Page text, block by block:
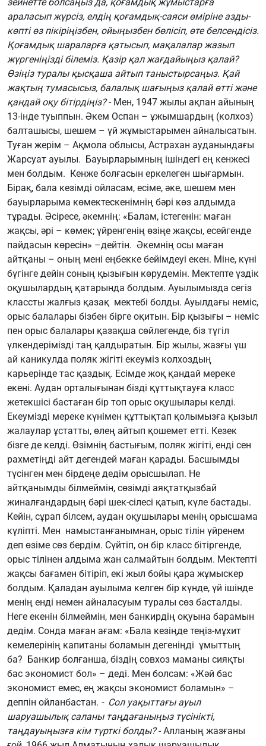
араласып жүрсіз, елдің қоғамдық-саяси өміріне азды-
көпті өз пікіріңізбен, ойыңызбен бөлісіп, өте белсендісіз.
Қоғамдық шараларға қатысып, мақалалар жазып
жүргеніңізді білеміз. Қазір қал жағдайыңыз қалай?
Өзіңіз туралы қысқаша айтып таныстырсаңыз. Қай
жақтың тумасысыз, балалық шағыңыз қалай өтті және
қандай оқу бітірдіңіз?- Мен, 1947 жылы ақпан айының
13-інде туыппын. Әкем Оспан – ұжымшардың (колхоз)
балташысы, шешем – үй жұмыстарымен айналысатын.
Туған жерім – Ақмола облысы, Астрахан ауданындағы
Жарсуат ауылы. Бауырларымның ішіндегі ең кенжесі
мен болдым. Кенже болғасын еркелеген шығармын.
Бірақ, бала кезімді ойласам, есіме, әке, шешем мен
бауырларыма көмектескенімнің бәрі көз алдымда
тұрады. Әсіресе, әкемнің: «Балам, істегенін: маған
жақсы, әрі – көмек; үйренгенің өзіңе жақсы, есейгенде
пайдасын көресін» –дейтін. Әкемнің осы маған
айтқаны – оның мені еңбекке бейімдеуі екен. Міне, күні
бүгінге дейін соның қызығын көрудемін. Мектепте үздік
оқушылардың қатарында болдым. Ауылымызда сегіз
классты жалғыз қазақ мектебі болды. Ауылдағы неміс,
орыс балалары бізбен бірге оқитын. Бір қызығы – неміс
пен орыс балалары қазақша сөйлегенде, біз түгіл
үлкендерімізді таң қалдыратын. Бір жылы, жазғы үш
ай каникулда поляк жігіті екеуміз колхоздың
карьерінде тас қаздық. Есімде жоқ қандай мереке
екені. Аудан орталығынан бізді құттықтауға класс
жетекшісі бастаған бір топ орыс оқушылары келді.
Екеумізді мереке күнімен құттықтап қолымызға қызыл
жалаулар ұстатты, өлең айтып қошемет етті. Кезек
бізге де келді. Өзімнің бастығым, поляк жігіті, енді сен
рахметіңді айт дегендей маған қарады. Басшымды
түсінген мен бірдеңе дедім орысшылап. Не
айтқанымды білмеймін, сөзімді аяқтатқызбай
жиналғандардың бәрі шек-сілесі қатып, күле бастады.
Кейін, сұрап білсем, аудан оқушылары менің орысшама
күліпті. Мен намыстанғанымнан, орыс тілін үйренем
деп өзіме сөз бердім. Сүйтіп, он бір класс бітіргенде,
орыс тілінен алдыма жан салмайтын болдым. Мектепті
жақсы бағамен бітіріп, екі жыл бойы қара жұмыскер
болдым. Қаладан ауылыма келген бір күнде, үй ішінде
менің енді немен айналасуым туралы сөз басталды.
Неге екенін білмеймін, мен банкирдің оқуына барамын
дедім. Сонда маған ағам: «Бала кезіңде теңіз-мұхит
кемелерінің капитаны боламын дегеніңді ұмыттың
ба? Банкир болғанша, біздің совхоз маманы сияқты
бас экономист бол» – деді. Мен болсам: «Жәй бас
экономист емес, ең жақсы экономист боламын» –
деппін ойланбастан. - Сол уақыттағы ауыл
шаруашылық саланы таңдағаныңыз түсінікті,
таңдауыңызға кім түрткі болды?- Алланың жазғаны